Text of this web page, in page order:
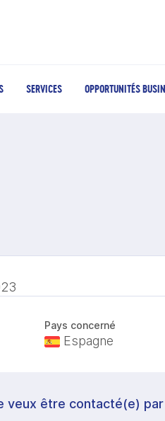
SERVICES OPPORTUNITÉS
Pays concerné
Espagne
veux être contacté(e) par